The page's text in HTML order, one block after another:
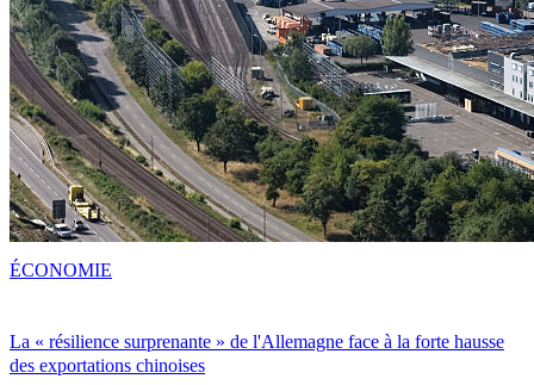
La « résilience surprenante » de l'Allemagne face à la forte hausse
des exportations chinoises
ÉCONOMIE